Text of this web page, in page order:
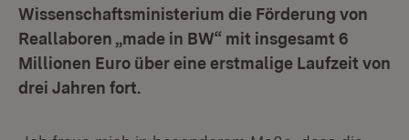
Wissenschaftsministerium die Förderung von
Reallaboren „made in BW“ mit insgesamt 6
Millionen Euro über eine erstmalige Laufzeit von
drei Jahren fort.